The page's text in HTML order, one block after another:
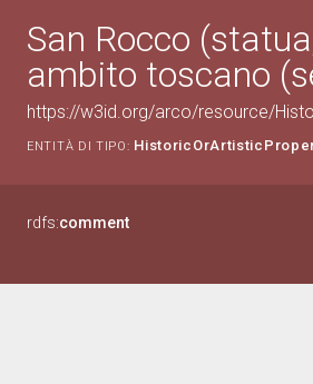
San Rocco
ambito toscano
https://w3id.org/arco/resource/
ENTITÀ DI TIPO:
rdfs:comment